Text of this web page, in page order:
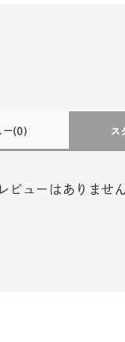
ー(0) ス
レビューはありません